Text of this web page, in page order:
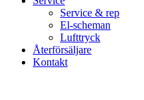
Service & rep
El-scheman
Lufttryck
Återförsäljare
Kontakt